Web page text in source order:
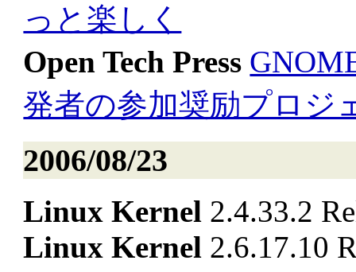
っと楽しく
Open Tech Press
発者の参加奨励プロジ
2006/08/23
Linux Kernel 2.4.33.2
Linux Kernel 2.6.17.10